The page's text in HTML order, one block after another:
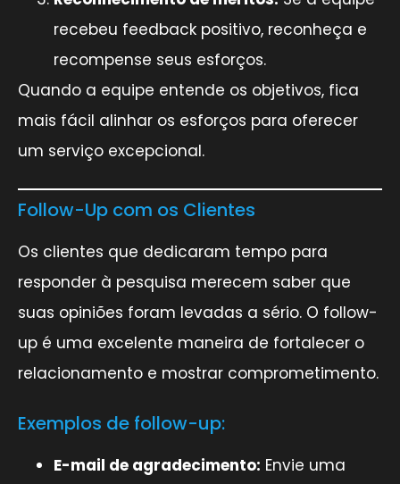
recebeu feedback positivo, reconheça e
recompense seus esforços.
Quando a equipe entende os objetivos, fica
mais fácil alinhar os esforços para oferecer
um serviço excepcional.
Follow-Up com os Clientes
Os clientes que dedicaram tempo para
responder à pesquisa merecem saber que
suas opiniões foram levadas a sério. O follow-
up é uma excelente maneira de fortalecer o
relacionamento e mostrar comprometimento.
Exemplos de follow-up:
E-mail de agradecimento: Envie uma